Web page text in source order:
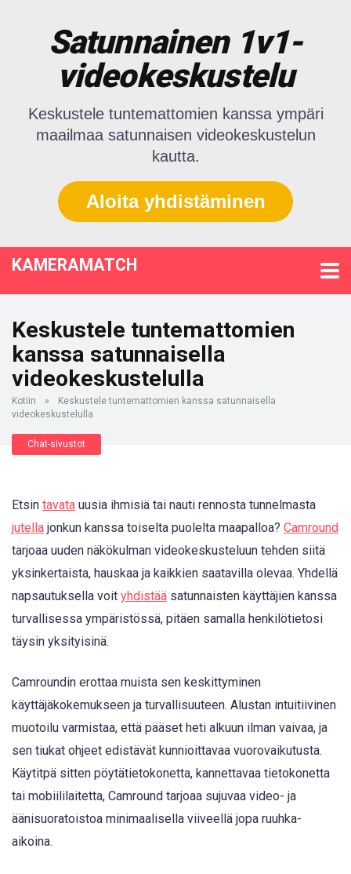
Satunnainen 1v1-
videokeskustelu
Keskustele tuntemattomien kanssa ympäri
maailmaa satunnaisen videokeskustelun
kautta.
Aloita yhdistäminen
KAMERAMATCH
Keskustele tuntemattomien
kanssa satunnaisella
videokeskustelulla
Kotiin »
Keskustele tuntemattomien kanssa satunnaisella
videokeskustelulla
Chat-sivustot
Etsin tavata uusia ihmisiä tai nauti rennosta tunnelmasta
jutella jonkun kanssa toiselta puolelta maapalloa? Camround
tarjoaa uuden näkökulman videokeskusteluun tehden siitä
yksinkertaista, hauskaa ja kaikkien saatavilla olevaa. Yhdellä
napsautuksella voit yhdistää satunnaisten käyttäjien kanssa
turvallisessa ympäristössä, pitäen samalla henkilötietosi
täysin yksityisinä.
Camroundin erottaa muista sen keskittyminen
käyttäjäkokemukseen ja turvallisuuteen. Alustan intuitiivinen
muotoilu varmistaa, että pääset heti alkuun ilman vaivaa, ja
sen tiukat ohjeet edistävät kunnioittavaa vuorovaikutusta.
Käytitpä sitten pöytätietokonetta, kannettavaa tietokonetta
tai mobiililaitetta, Camround tarjoaa sujuvaa video- ja
äänisuoratoistoa minimaalisella viiveellä jopa ruuhka-
aikoina.